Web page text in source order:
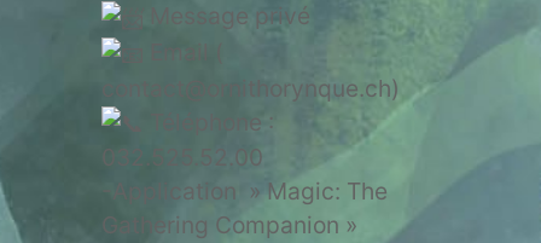
Message privé
contact@ornithorynque.ch)
Téléphone :
032.525.52.00
-Application » Magic: The
Gathering Companion »